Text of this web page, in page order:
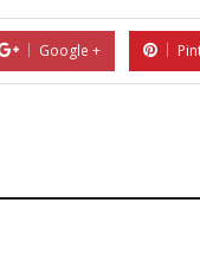
Google +